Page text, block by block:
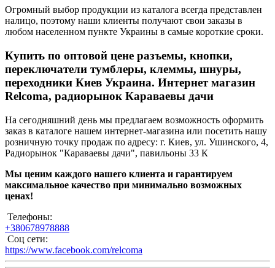
Огромный выбор продукции из каталога всегда представлен
налицо, поэтому наши клиенты получают свои заказы в
любом населенном пункте Украины в самые короткие сроки.
Купить по оптовой цене разъемы, кнопки,
переключатели тумблеры, клеммы, шнуры,
переходники Киев Украина. Интернет магазин
Relcoma, радиорынок Караваевы дачи
На сегодняшний день мы предлагаем возможность оформить
заказ в каталоге нашем интернет-магазина или посетить нашу
розничную точку продаж по адресу: г. Киев, ул. Ушинского, 4,
Радиорынок "Караваевы дачи", павильоны 33 К
Мы ценим каждого нашего клиента и гарантируем
максимальное качество при минимально возможных
ценах!
Телефоны:
+380678978888
Соц сети:
https://www.facebook.com/relcoma